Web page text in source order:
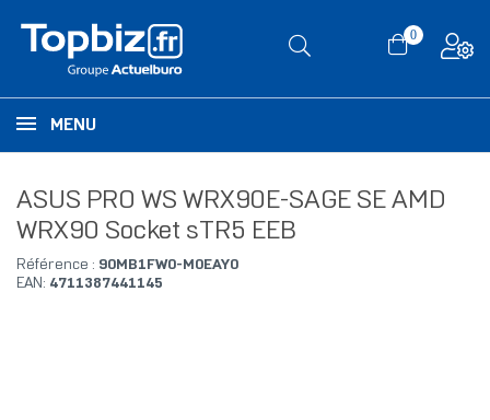
0
MENU
ASUS PRO WS WRX90E-SAGE SE AMD
WRX90 Socket sTR5 EEB
Référence : 90MB1FW0-M0EAY0
EAN: 4711387441145